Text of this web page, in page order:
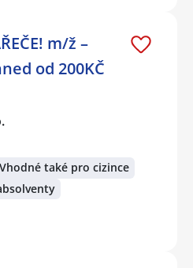
m/ž –
od 200KČ
Vhodné také pro cizince